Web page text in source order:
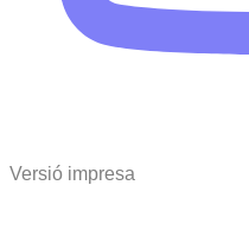
Versió impresa